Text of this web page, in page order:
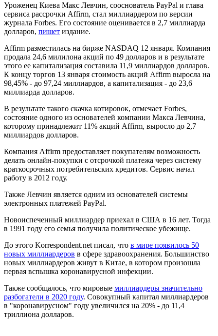
Уроженец Киева Макс Левчин, сооснователь PayPal и глава
сервиса рассрочки Affirm, стал миллиардером по версии
журнала Forbes. Его состояние оценивается в 2,7 миллиарда
долларов, пишет издание.
Affirm разместилась на бирже NASDAQ 12 января. Компания
продала 24,6 милилона акций по 49 долларов и в результате
этого ее капитализация составила 11,9 миллиардов долларов.
К концу торгов 13 января стоимость акций Affirm выросла на
98,45% - до 97,24 миллиардов, а капитализация - до 23,6
миллиарда долларов.
В результате такого скачка котировок, отмечает Forbes,
состояние одного из основателей компании Макса Левчина,
которому принадлежит 11% акций Affirm, выросло до 2,7
миллиардов долларов.
Компания Affirm предоставляет покупателям возможность
делать онлайн-покупки с отсрочкой платежа через систему
краткосрочных потребительских кредитов. Сервис начал
работу в 2012 году.
Также Левчин является одним из основателей системы
электронных платежей PayPal.
Новоиспеченный миллиардер приехал в США в 16 лет. Тогда
в 1991 году его семья получила политическое убежище.
До этого Korrespondent.net писал, что в мире появилось 50
новых миллиардеров в сфере здравоохранения. Большинство
новых миллиардеров живут в Китае, в котором произошла
первая вспышка коронавирусной инфекции.
Также сообщалось, что мировые миллиардеры значительно
разбогатели в 2020 году. Совокупный капитал миллиардеров
в "коронавирусном" году увеличился на 20% - до 11,4
триллиона долларов.